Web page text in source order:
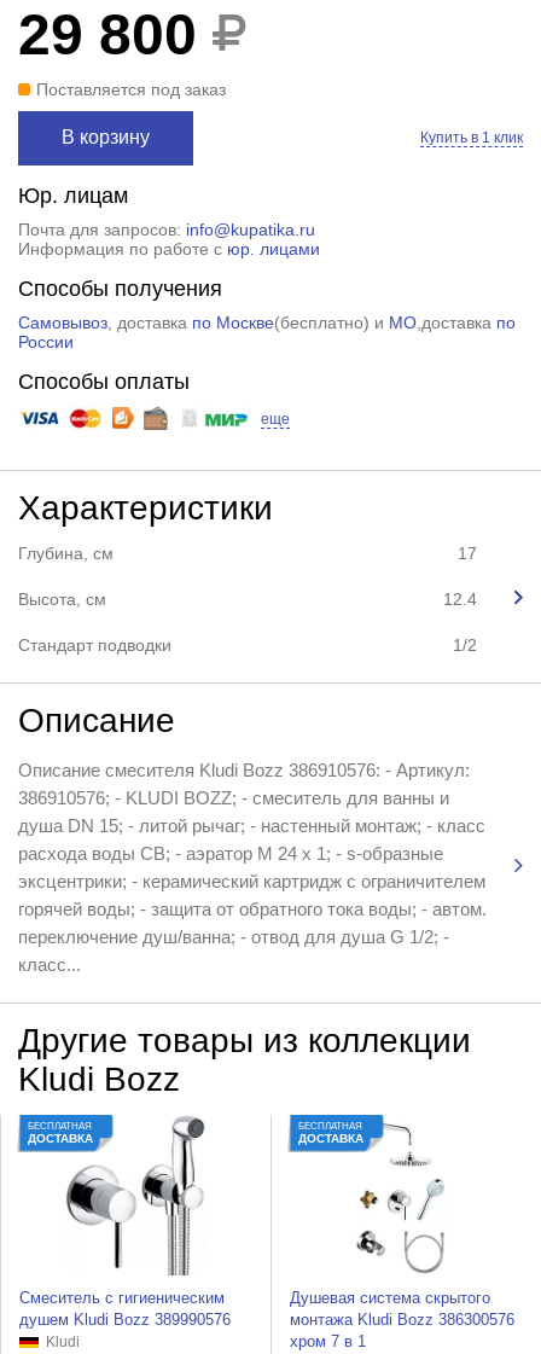
29 800
Поставляется под заказ
В корзину Купить в 1 клик
Юр. лицам
Почта для запросов: info@kupatika.ru
Информация по работе с юр. лицами
Способы получения
Самовывоз, доставка по Москве(бесплатно) и МО,доставка по
России
Способы оплаты
еще
Характеристики
Глубина, см 17
Высота, см 12.4
Стандарт подводки 1/2
Описание
Описание смесителя Kludi Bozz 386910576: - Артикул:
386910576; - KLUDI BOZZ; - смеситель для ванны и
душа DN 15; - литой рычаг; - настенный монтаж; - класс
расхода воды СВ; - аэратор М 24 х 1; - s-образные
эксцентрики; - керамический картридж с ограничителем
горячей воды; - защита от обратного тока воды; - автом.
переключение душ/ванна; - отвод для душа G 1/2; -
класс...
Другие товары из коллекции
Kludi Bozz
БЕСПЛАТНАЯ
ДОСТАВКА
Смеситель с гигиеническим
душем Kludi Bozz 389990576
Kludi
БЕСПЛАТНАЯ
ДОСТАВКА
Душевая система скрытого
монтажа Kludi Bozz 386300576
хром 7 в 1